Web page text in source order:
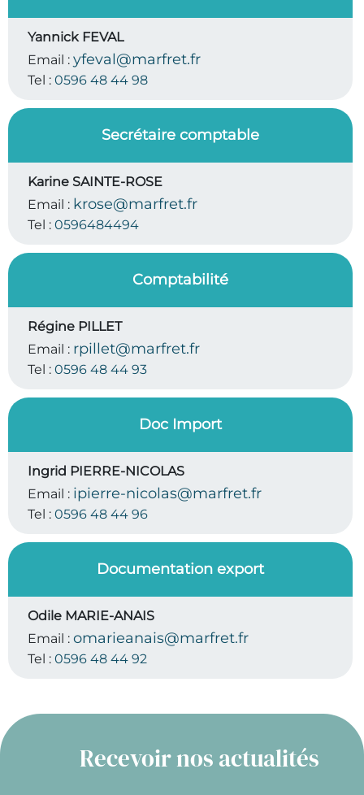
Yannick FEVAL
Email : yfeval@marfret.fr
Tel : 0596 48 44 98
Secrétaire comptable
Karine SAINTE-ROSE
Email : krose@marfret.fr
Tel : 0596484494
Comptabilité
Régine PILLET
Email : rpillet@marfret.fr
Tel : 0596 48 44 93
Doc Import
Ingrid PIERRE-NICOLAS
Email : ipierre-nicolas@marfret.fr
Tel : 0596 48 44 96
Documentation export
Odile MARIE-ANAIS
Email : omarieanais@marfret.fr
Tel : 0596 48 44 92
Recevoir nos actualités